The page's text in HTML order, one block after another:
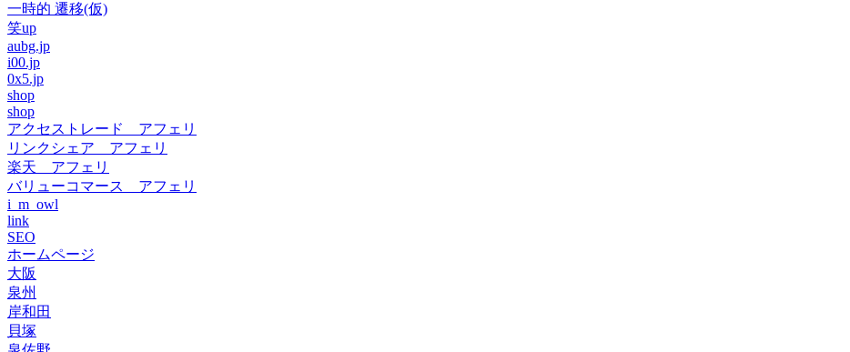
一時的 遷移(仮)
笑up
aubg.jp
i00.jp
0x5.jp
shop
shop
アクセストレード アフェリ
リンクシェア アフェリ
楽天 アフェリ
バリューコマース アフェリ
i_m_owl
link
SEO
ホームページ
大阪
泉州
岸和田
貝塚